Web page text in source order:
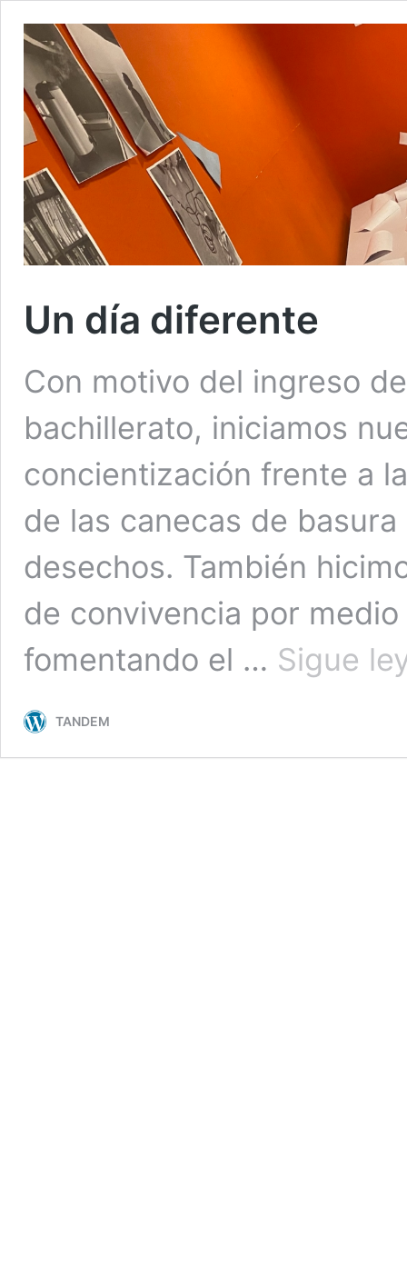
Un día diferente
Con motivo del ingreso
bachillerato, iniciamos
concientización frente a
de las canecas de
desechos. También
de convivencia por
fomentando el … Sigue
TANDEM